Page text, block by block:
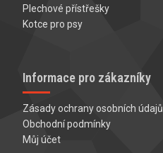
Plechové přístřešky
Kotce pro psy
Informace pro zákazníky
Zásady ochrany osobních údajů
Obchodní podmínky
Můj účet